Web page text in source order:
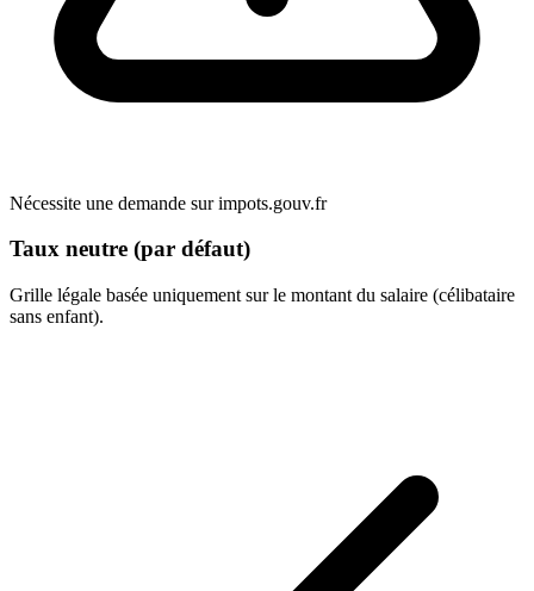
Nécessite une demande sur impots.gouv.fr
Taux neutre (par défaut)
Grille légale basée uniquement sur le montant du salaire (célibataire
sans enfant).